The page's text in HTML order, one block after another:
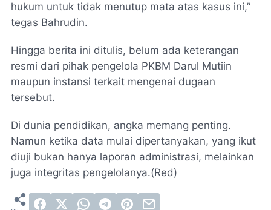
hukum untuk tidak menutup mata atas kasus ini,”
tegas Bahrudin.
Hingga berita ini ditulis, belum ada keterangan
resmi dari pihak pengelola PKBM Darul Mutiin
maupun instansi terkait mengenai dugaan
tersebut.
Di dunia pendidikan, angka memang penting.
Namun ketika data mulai dipertanyakan, yang ikut
diuji bukan hanya laporan administrasi, melainkan
juga integritas pengelolanya.(Red)